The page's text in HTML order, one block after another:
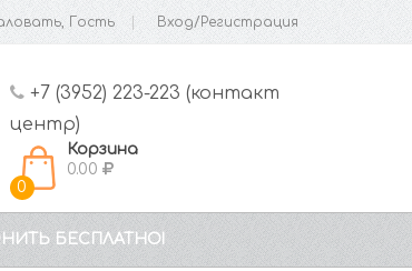
Гость Вход/Регистрация
+7 (3952) 223-223 (контакт
центр)
0
Корзина
0.00
БЕСПЛАТНО!